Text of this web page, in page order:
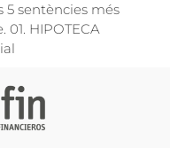
5 sentències més
HIPOTECA